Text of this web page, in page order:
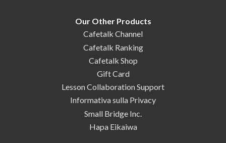
Our Other Products
Cafetalk Channel
Cafetalk Ranking
Cafetalk Shop
Gift Card
Lesson Collaboration Support
Informativa sulla Privacy
Small Bridge Inc.
Hapa Eikaiwa